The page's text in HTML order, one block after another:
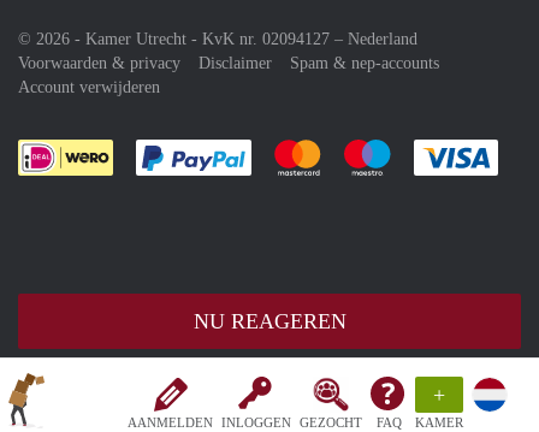
AANMELDEN INLOGGEN GEZOCHT FAQ
+
KAMER
NU REAGEREN
© 2026 - Kamer Utrecht - KvK nr. 02094127 – Nederland
Voorwaarden & privacy
Disclaimer
Spam & nep-accounts
Account verwijderen
Je rekent gemakkelijk af met Paypal
Je rekent gemakkelijk af met
Je rekent